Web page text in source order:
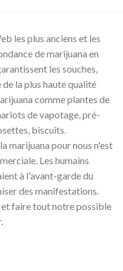
les plus anciens et les
de marijuana en
les souches,
la plus haute qualité
comme plantes de
de vapotage, pré-
biscuits.
marijuana pour nous n'est
Les humains
à l'avant-garde du
des manifestations.
faire tout notre possible